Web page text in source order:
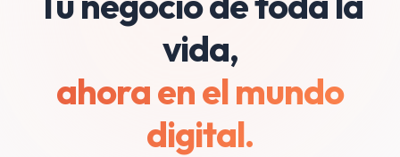
vida,
ahora en el mundo
digital.